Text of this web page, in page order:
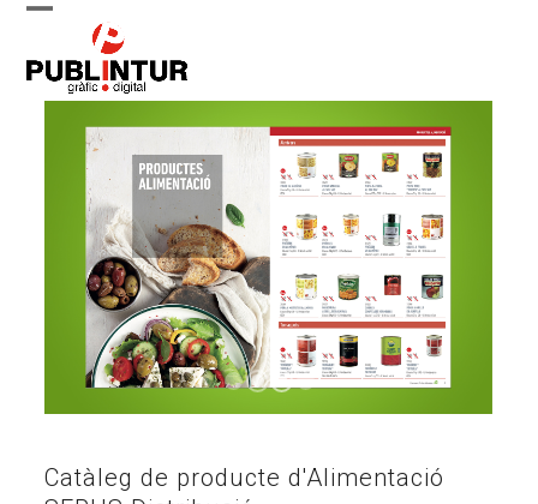
Skip
content
mobile
Close
mobile
Catàleg de producte d'Alimentació